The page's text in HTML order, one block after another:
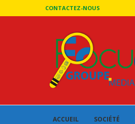
CONTACTEZ-NOUS
ACCUEIL SOCIÉTÉ